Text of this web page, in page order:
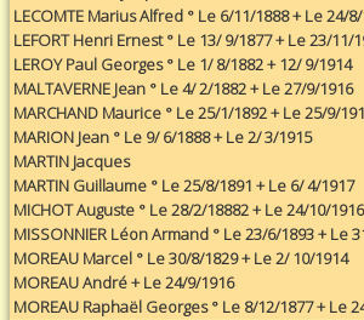
LECOMTE Marius Alfred ° Le 6/11/1888 + Le 24/
LEFORT Henri Ernest ° Le 13/ 9/1877 + Le 23/11/
LEROY Paul Georges ° Le 1/ 8/1882 + 12/ 9/1914
MALTAVERNE Jean ° Le 4/ 2/1882 + Le 27/9/1916
MARCHAND Maurice ° Le 25/1/1892 + Le 25/9/
MARION Jean ° Le 9/ 6/1888 + Le 2/ 3/1915
MARTIN Jacques
MARTIN Guillaume ° Le 25/8/1891 + Le 6/ 4/1917
MICHOT Auguste ° Le 28/2/18882 + Le 24/10/1916
MISSONNIER Léon Armand ° Le 23/6/1893 + Le
MOREAU Marcel ° Le 30/8/1829 + Le 2/ 10/1914
MOREAU André + Le 24/9/1916
MOREAU Raphaël Georges ° Le 8/12/1877 + Le